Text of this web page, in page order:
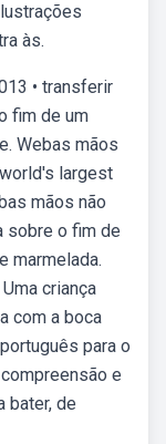
às.
• transferir
fim de um
Webas mãos
largest
mãos não
sobre o fim de
marmelada.
criança
com a boca
para o
e
bater, de